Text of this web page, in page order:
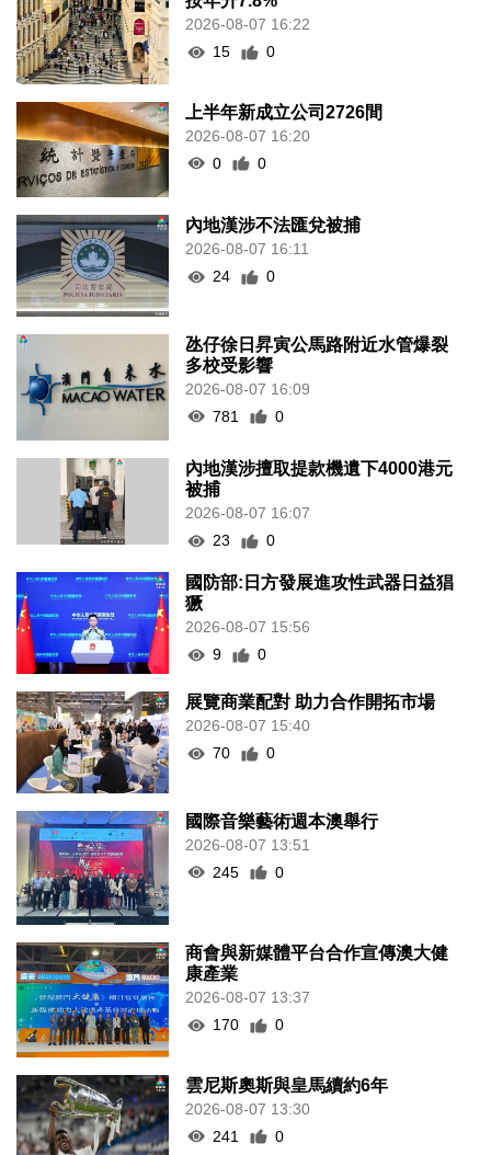
2026-08-07 16:22
15
0
上半年新成立公司2726間
2026-08-07 16:20
0
0
內地漢涉不法匯兌被捕
2026-08-07 16:11
24
0
氹仔徐日昇寅公馬路附近水管爆裂
多校受影響
2026-08-07 16:09
781
0
內地漢涉擅取提款機遺下4000港元
被捕
2026-08-07 16:07
23
0
國防部:日方發展進攻性武器日益猖
獗
2026-08-07 15:56
9
0
展覽商業配對 助力合作開拓市場
2026-08-07 15:40
70
0
國際音樂藝術週本澳舉行
2026-08-07 13:51
245
0
商會與新媒體平台合作宣傳澳大健
康產業
2026-08-07 13:37
170
0
雲尼斯奧斯與皇馬續約6年
2026-08-07 13:30
241
0